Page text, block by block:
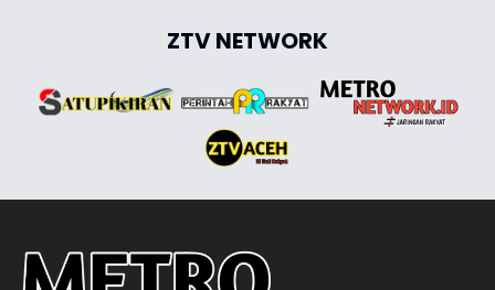
ZTV NETWORK